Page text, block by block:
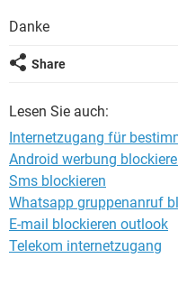
Danke
Share
Lesen Sie auch:
Internetzugang für
Android werbung
Sms blockieren
Whatsapp gruppenanruf
E-mail blockieren outlook
Telekom internetzugang